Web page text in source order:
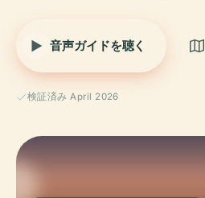
音声ガイドを聴く
検証済み April 2026